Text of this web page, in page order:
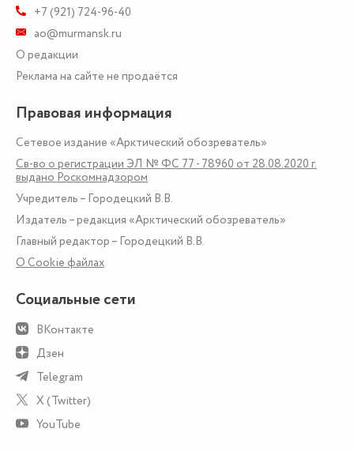
+7 (921) 724-96-40
ao@murmansk.ru
О редакции
Реклама на сайте не продаётся
Правовая информация
Сетевое издание «Арктический обозреватель»
Св-во о регистрации ЭЛ № ФС 77 - 78960 от 28.08.2020 г.
выдано Роскомнадзором
Учредитель – Городецкий В.В.
Издатель – редакция «Арктический обозреватель»
Главный редактор – Городецкий В.В.
О Сookie файлах
Социальные сети
ВКонтакте
Дзен
Telegram
X (Twitter)
YouTube